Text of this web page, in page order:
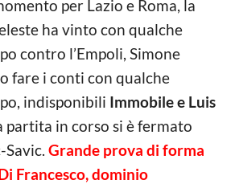
per Lazio e Roma, la
ha vinto con qualche
contro l’Empoli, Simone
fare i conti con qualche
indisponibili Immobile e Luis
partita in corso si è fermato
Grande prova di forma
Francesco, dominio